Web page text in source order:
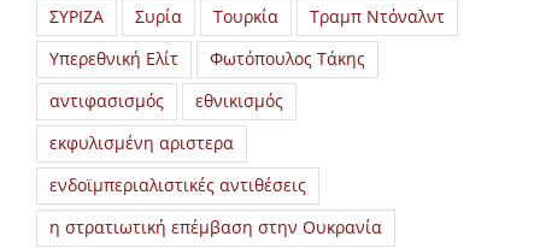
ΣΥΡΙΖΑ
Συρία Τουρκία
Τραμπ Ντόναλντ
Υπερεθνική Ελίτ
Φωτόπουλος Τάκης
αντιφασισμός
εθνικισμός
εκφυλισμένη αριστερα
ενδοϊμπεριαλιστικές αντιθέσεις
η στρατιωτική επέμβαση στην Ουκρανία